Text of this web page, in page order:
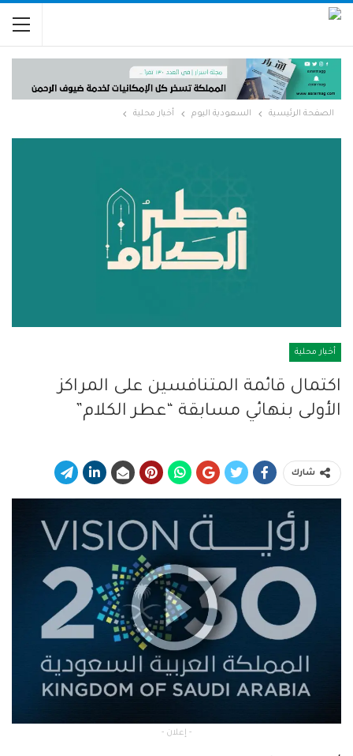
الصفحة الرئيسية السعودية اليوم أخبار محلية
أخبار محلية
اكتمال قائمة المتنافسين على المراكز
الأولى بنهائي مسابقة “عطر الكلام”
شارك
- إعلان -